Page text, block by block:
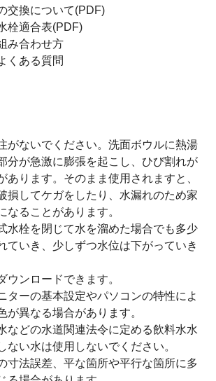
交換について(PDF)
栓適合表(PDF)
み合わせ方
くある質問
がないでください。洗面ボウルに熱湯
分が急激に膨張を起こし、ひび割れが
あります。そのまま使用されますと、
損してケガをしたり、水漏れのため家
なることがあります。
水栓を閉じて水を溜めた場合でも多少
ていき、少しずつ水位は下がっていき
ウンロードできます。
ターの基本設定やパソコンの特性によ
が異なる場合があります。
などの水道関連法令に定める飲料水水
ない水は使用しないでください。
寸法誤差、平な箇所や平行な箇所に多